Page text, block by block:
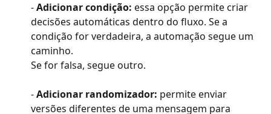
- Adicionar condição: essa opção permite criar
decisões automáticas dentro do fluxo. Se a
condição for verdadeira, a automação segue um
caminho.
Se for falsa, segue outro.
- Adicionar randomizador: permite enviar
versões diferentes de uma mensagem para